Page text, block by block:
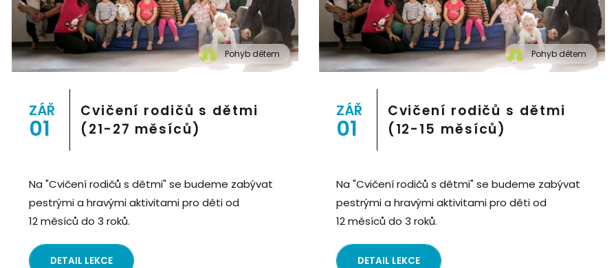
Pohyb dětem
ZÁŘ
01
Cvičení rodičů s dětmi
(21-27 měsíců)
Na "Cvičení rodičů s dětmi" se budeme zabývat
pestrými a hravými aktivitami pro děti od
12 měsíců do 3 roků.
DETAIL LEKCE
Pohyb dětem
ZÁŘ
01
Cvičení rodičů s dětmi
(12-15 měsíců)
Na "Cvičení rodičů s dětmi" se budeme zabývat
pestrými a hravými aktivitami pro děti od
12 měsíců do 3 roků.
DETAIL LEKCE